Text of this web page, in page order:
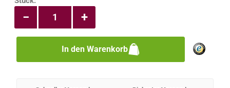
+
−
In den Warenkorb